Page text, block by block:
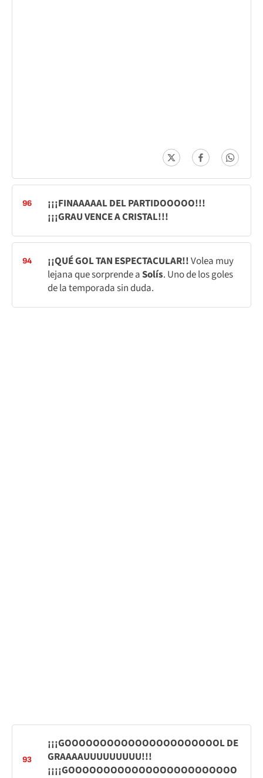
96
¡¡¡FINAAAAAL DEL PARTIDOOOOO!!!
¡¡¡GRAU VENCE A CRISTAL!!!
94 ¡¡QUÉ GOL TAN ESPECTACULAR!!Volea muy
lejana que sorprende aSolís. Uno de los goles
de la temporada sin duda.
93
¡¡¡GOOOOOOOOOOOOOOOOOOOOOOL DE
GRAAAAUUUUUUUUU!!!
¡¡¡¡GOOOOOOOOOOOOOOOOOOOOOOOO